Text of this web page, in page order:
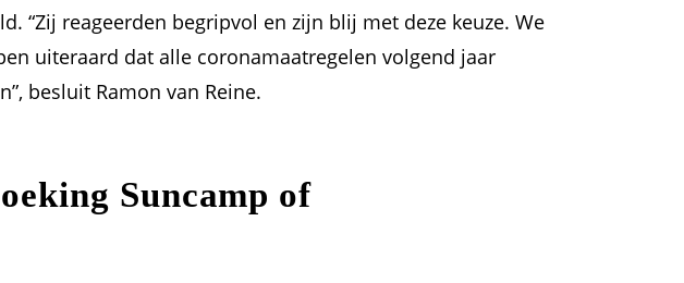
“Zij reageerden begripvol en zijn blij met deze keuze. We
uiteraard dat alle coronamaatregelen volgend jaar
besluit Ramon van Reine.
Suncamp of